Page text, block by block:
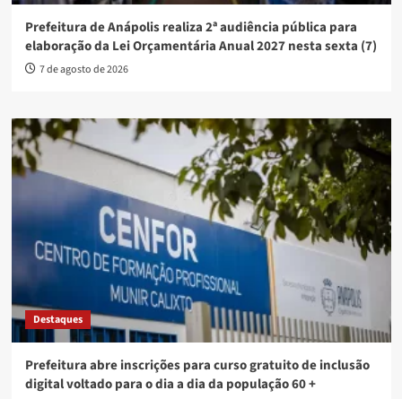
Prefeitura de Anápolis realiza 2ª audiência pública para
elaboração da Lei Orçamentária Anual 2027 nesta sexta (7)
7 de agosto de 2026
Destaques
Prefeitura abre inscrições para curso gratuito de inclusão
digital voltado para o dia a dia da população 60 +